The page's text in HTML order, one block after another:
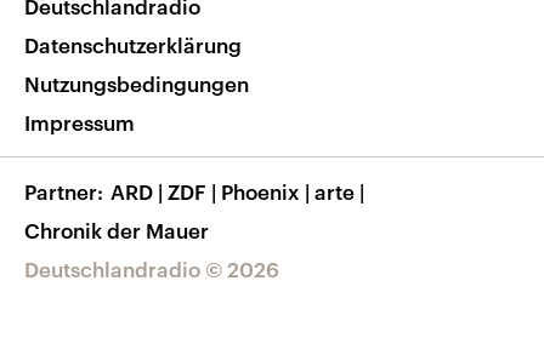
Frequenzen
Veranstaltungen
Musikliste
RSS
Barrierefreiheit
Deutschlandradio © 2026
Deutschlandradio
Datenschutzerklärung
Nutzungsbedingungen
Impressum
Partner ARD | ZDF | Phoenix | arte |
Chronik der Mauer